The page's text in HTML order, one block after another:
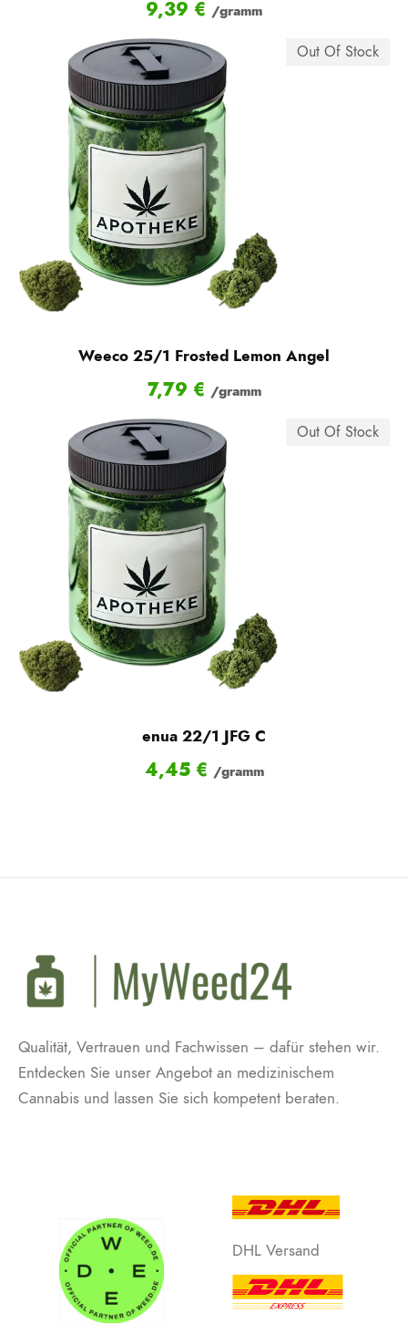
9,39 € /gramm
Out Of Stock
Weeco 25/1 Frosted Lemon Angel
7,79 € /gramm
Out Of Stock
enua 22/1 JFG C
4,45 € /gramm
Qualität, Vertrauen und Fachwissen – dafür stehen wir.
Entdecken Sie unser Angebot an medizinischem
Cannabis und lassen Sie sich kompetent beraten.
DHL Versand